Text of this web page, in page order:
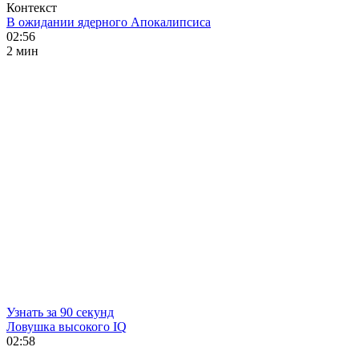
Контекст
В ожидании ядерного Апокалипсиса
02:56
2 мин
Узнать за 90 секунд
Ловушка высокого IQ
02:58